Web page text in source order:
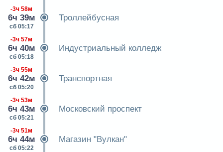
-3ч 58м
6ч 39м
сб 05:17
Троллейбусная
-3ч 57м
6ч 40м
сб 05:18
Индустриальный колледж
-3ч 55м
6ч 42м
сб 05:20
Транспортная
-3ч 53м
6ч 43м
сб 05:21
Московский проспект
-3ч 51м
6ч 44м
сб 05:22
Магазин "Вулкан"